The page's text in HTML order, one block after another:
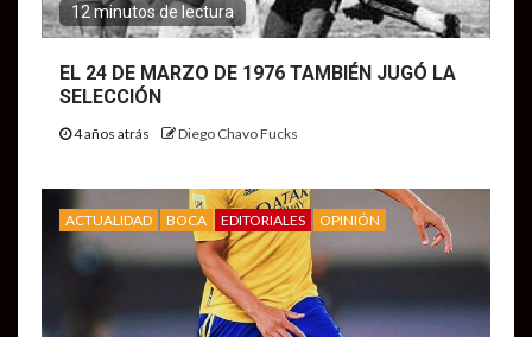
12 minutos de lectura
EL 24 DE MARZO DE 1976 TAMBIÉN JUGÓ LA
SELECCIÓN
4 años atrás Diego Chavo Fucks
ACTUALIDAD BOCA EDITORIALES OPINIÓN